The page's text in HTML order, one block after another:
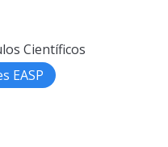
Científicos
EASP